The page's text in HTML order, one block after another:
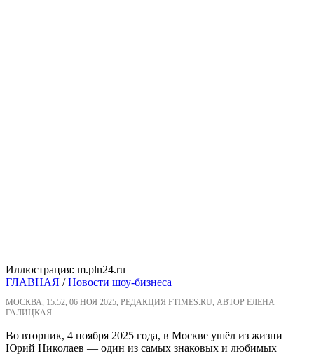
Иллюстрация: m.pln24.ru
ГЛАВНАЯ /Новости шоу-бизнеса
МОСКВА, 15:52, 06 НОЯ 2025, РЕДАКЦИЯ FTIMES.RU, АВТОР ЕЛЕНА
ГАЛИЦКАЯ.
Во вторник, 4 ноября 2025 года, в Москве ушёл из жизни
Юрий Николаев — один из самых знаковых и любимых